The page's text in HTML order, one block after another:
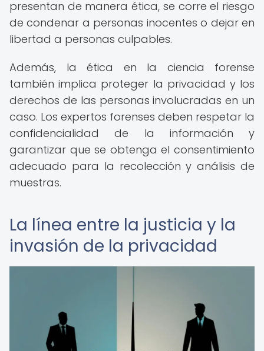
presentan de manera ética, se corre el riesgo
de condenar a personas inocentes o dejar en
libertad a personas culpables.
Además, la ética en la ciencia forense
también implica proteger la privacidad y los
derechos de las personas involucradas en un
caso. Los expertos forenses deben respetar la
confidencialidad de la información y
garantizar que se obtenga el consentimiento
adecuado para la recolección y análisis de
muestras.
La línea entre la justicia y la
invasión de la privacidad